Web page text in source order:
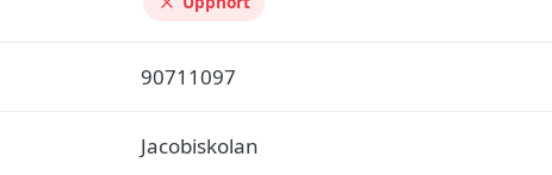
90711097
Jacobiskolan